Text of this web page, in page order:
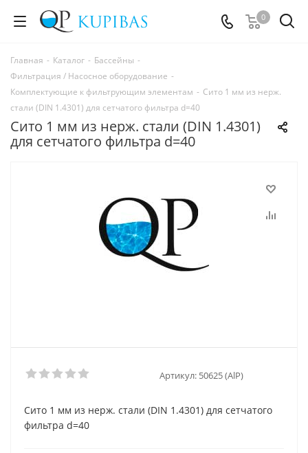
0
Главная - Каталог - Бассейны -
Фильтрация / Насосное оборудование -
Комплектующие к фильтрующим элементам - Сито 1 мм из нерж.
стали (DIN 1.4301) для сетчатого фильтра d=40
Сито 1 мм из нерж. стали (DIN 1.4301)
для сетчатого фильтра d=40
Артикул: 50625 (AlP)
Сито 1 мм из нерж. стали (DIN 1.4301) для сетчатого
фильтра d=40